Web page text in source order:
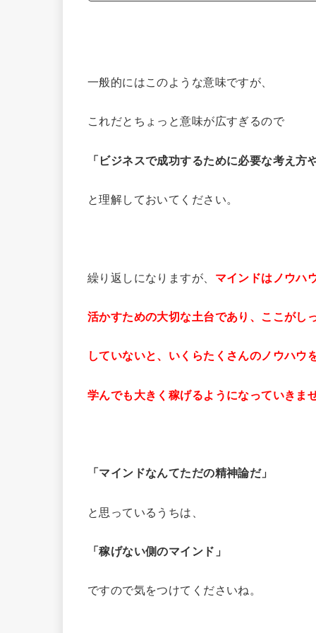
一般的にはこのような意味ですが、
これだとちょっと意味が広すぎるので
「ビジネスで成功するために必要な考え方
と理解しておいてください。
繰り返しになりますが、 マインドはノウハ
活かすための大切な土台であり、ここがし
していないと、いくらたくさんのノウハウ
学んでも大きく稼げるようになっていきませ
「マインドなんてただの精神論だ」
と思っているうちは、
「稼げない側のマインド」
ですので気をつけてくださいね。